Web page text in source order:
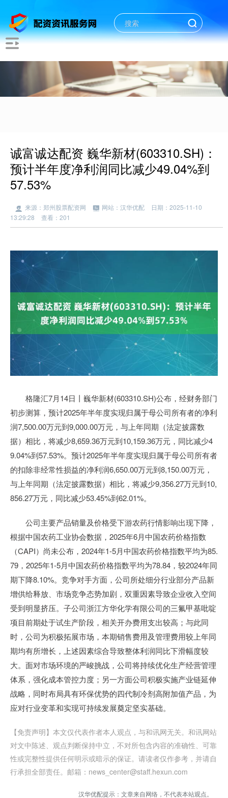
诚富诚达配资 巍华新材(603310.SH)：
预计半年度净利润同比减少49.04%到
57.53%
来源：郑州股票配资网 网站：汉华优配
日期：2025-11-10
13:29:28
查看：201
格隆汇7月14日丨巍华新材(603310.SH)公布，经财务部门
初步测算，预计2025年半年度实现归属于母公司所有者的净利
润7,500.00万元到9,000.00万元，与上年同期（法定披露数
据）相比，将减少8,659.36万元到10,159.36万元，同比减少4
9.04%到57.53%。预计2025年半年度实现归属于母公司所有者
的扣除非经常性损益的净利润6,650.00万元到8,150.00万元，
与上年同期（法定披露数据）相比，将减少9,356.27万元到10,
856.27万元，同比减少53.45%到62.01%。
公司主要产品销量及价格受下游农药行情影响出现下降，
根据中国农药工业协会数据，2025年6月中国农药价格指数
（CAPI）尚未公布，2024年1-5月中国农药价格指数平均为85.
79，2025年1-5月中国农药价格指数平均为78.84，较2024年同
期下降8.10%。竞争对手方面，公司所处细分行业部分产品新
增供给释放、市场竞争态势加剧，双重因素导致企业收入空间
受到明显挤压。子公司浙江方华化学有限公司的三氟甲基吡啶
项目前期处于试生产阶段，相关开办费用支出较高；与此同
时，公司为积极拓展市场，本期销售费用及管理费用较上年同
期均有所增长，上述因素综合导致整体利润同比下滑幅度较
大。面对市场环境的严峻挑战，公司将持续优化生产经营管理
体系，强化成本管控力度；另一方面公司积极实施产业链延伸
战略，同时布局具有环保优势的四代制冷剂高附加值产品，为
应对行业变革和实现可持续发展奠定坚实基础。
【免责声明】本文仅代表作者本人观点，与和讯网无关。和讯网站
对文中陈述、观点判断保持中立，不对所包含内容的准确性、可靠
性或完整性提供任何明示或暗示的保证。请读者仅作参考，并请自
行承担全部责任。邮箱：news_center@staff.hexun.com
汉华优配提示：文章来自网络，不代表本站观点。